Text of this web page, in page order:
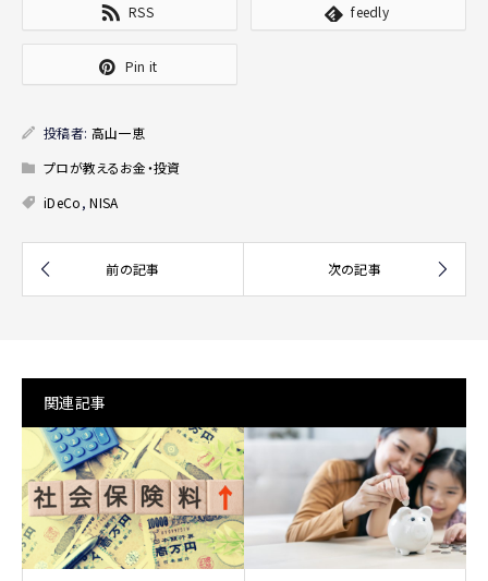
RSS feedly
Pin it
投稿者: 高山一恵
プロが教えるお金・投資
iDeCo,NISA
関連記事